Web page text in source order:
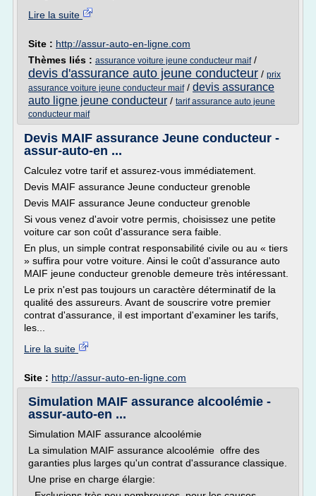
Lire la suite
Site : http://assur-auto-en-ligne.com
Thèmes liés : assurance voiture jeune conducteur maif/
devis d'assurance auto jeune conducteur / prix
assurance voiture jeune conducteur maif/ devis assurance
auto ligne jeune conducteur / tarif assurance auto jeune
conducteur maif
Devis MAIF assurance Jeune conducteur -
assur-auto-en ...
Calculez votre tarif et assurez-vous immédiatement.
Devis MAIF assurance Jeune conducteur grenoble
Devis MAIF assurance Jeune conducteur grenoble
Si vous venez d'avoir votre permis, choisissez une petite
voiture car son coût d'assurance sera faible.
En plus, un simple contrat responsabilité civile ou au « tiers
» suffira pour votre voiture. Ainsi le coût d'assurance auto
MAIF jeune conducteur grenoble demeure très intéressant.
Le prix n'est pas toujours un caractère déterminatif de la
qualité des assureurs. Avant de souscrire votre premier
contrat d'assurance, il est important d'examiner les tarifs,
les...
Lire la suite
Site : http://assur-auto-en-ligne.com
Simulation MAIF assurance alcoolémie -
assur-auto-en ...
Simulation MAIF assurance alcoolémie
La simulation MAIF assurance alcoolémie offre des
garanties plus larges qu'un contrat d'assurance classique.
Une prise en charge élargie: